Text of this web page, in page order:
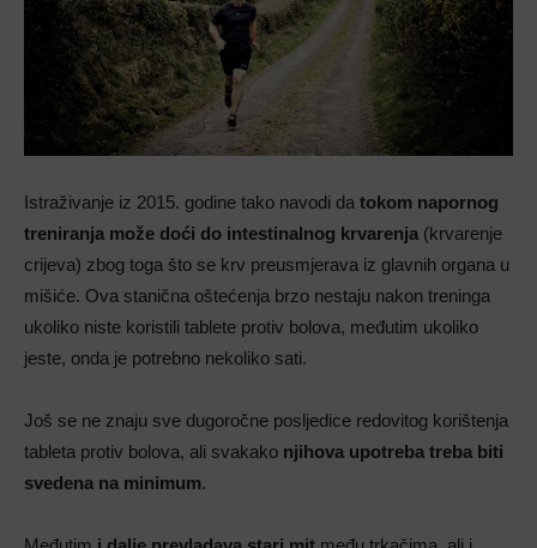
Istraživanje iz 2015. godine tako navodi da tokom napornog
treniranja može doći do intestinalnog krvarenja (krvarenje
crijeva) zbog toga što se krv preusmjerava iz glavnih organa u
mišiće. Ova stanična oštećenja brzo nestaju nakon treninga
ukoliko niste koristili tablete protiv bolova, međutim ukoliko
jeste, onda je potrebno nekoliko sati.
Još se ne znaju sve dugoročne posljedice redovitog korištenja
tableta protiv bolova, ali svakako njihova upotreba treba biti
svedena na minimum.